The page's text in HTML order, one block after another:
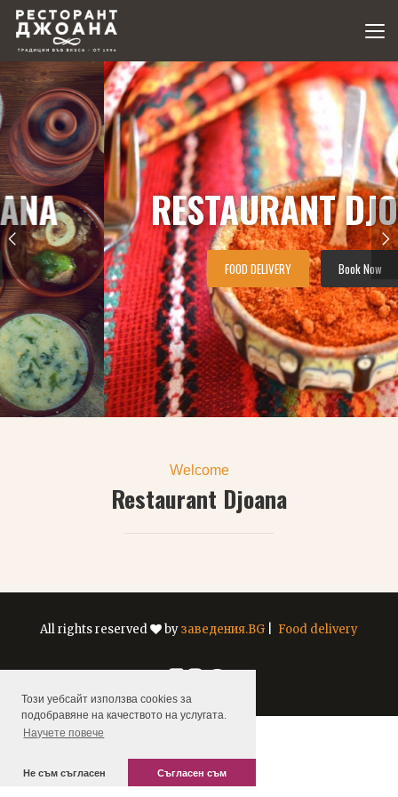
Този уебсайт използва cookies за
подобравяне на качеството на услугата.
Научете повече
Не съм съгласен Съгласен съм
RESTAURANT
FOOD DELIVERY Book Now
Welcome
Restaurant Djoana
All rights reserved byзаведения.BG Food delivery